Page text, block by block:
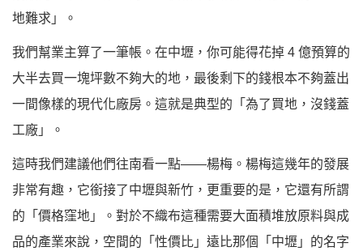
地難求」。
我們幫業主算了一筆帳。在中壢，你可能得花掉 4 億預算的
大半去買一塊坪數不夠大的地，最後剩下的錢根本不夠蓋出
一間像樣的現代化廠房。這就是典型的「為了買地，沒錢蓋
工廠」。
這時我們建議他們往南看一點——楊梅 。楊梅這幾年的發展
非常有趣，它銜接了中壢與新竹，更重要的是，它還有所謂
的「價格窪地」。對於不織布這種需要大面積堆放原料與成
品的產業來說，空間的「性價比」遠比那個「中壢」的名字